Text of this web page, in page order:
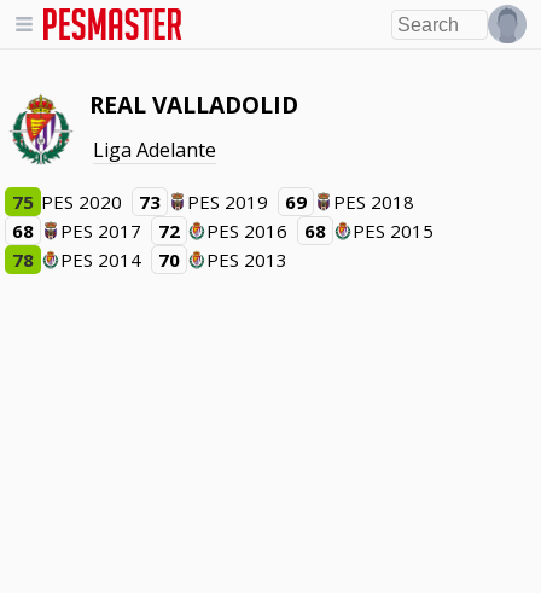
REAL VALLADOLID
Liga Adelante
75 PES 2020 73 PES 2019 69
PES 2018
68
PES 2017 72 PES 2016 68
PES 2015
78
PES 2014 70 PES 2013